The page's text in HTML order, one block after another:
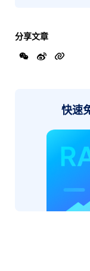
分享文章
快速